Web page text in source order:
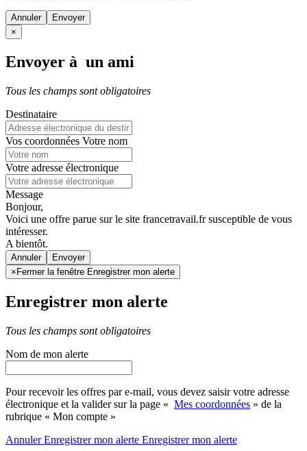
Annuler
×
Envoyer à un ami
Tous les champs sont obligatoires
Destinataire
Vos coordonnées Votre nom
Votre adresse électronique
Message
Bonjour,
Voici une offre parue sur le site francetravail.fr susceptible de vous
intéresser.
A bientôt.
Annuler
× Fermer la fenêtre Enregistrer mon alerte
Enregistrer mon alerte
Tous les champs sont obligatoires
Nom de mon alerte
Pour recevoir les offres par e-mail, vous devez saisir votre adresse
électronique et la valider sur la page « Mes coordonnées » de la
rubrique « Mon compte »
AnnulerEnregistrer mon alerte Enregistrermon alerte